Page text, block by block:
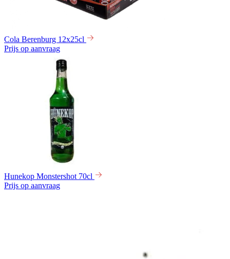
Cola Berenburg 12x25cl
Prijs op aanvraag
Hunekop Monstershot 70cl
Prijs op aanvraag